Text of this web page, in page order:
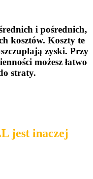
i pośrednich,
kosztów. Koszty te
zyski. Przy
możesz łatwo
straty.
jest inaczej